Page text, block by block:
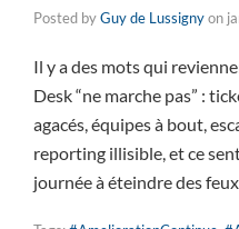
Posted byGuy de Lussignyon
Il y a des mots qui
Desk “ne marche pas” :
agacés, équipes à bout,
reporting illisible, et ce
journée à éteindre des